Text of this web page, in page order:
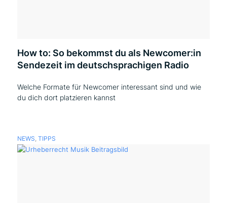
How to: So bekommst du als Newcomer:in
Sendezeit im deutschsprachigen Radio
Welche Formate für Newcomer interessant sind und wie
du dich dort platzieren kannst
NEWS, TIPPS